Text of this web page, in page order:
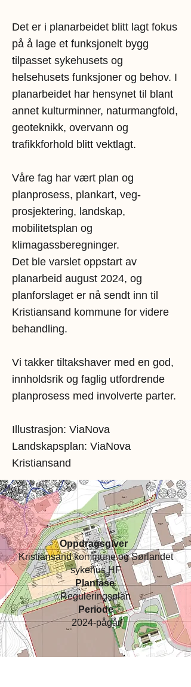
Det er i planarbeidet blitt lagt fokus
på å lage et funksjonelt bygg
tilpasset sykehusets og
helsehusets funksjoner og behov. I
planarbeidet har hensynet til blant
annet kulturminner, naturmangfold,
geoteknikk, overvann og
trafikkforhold blitt vektlagt.
Våre fag har vært plan og
planprosess, plankart, veg-
prosjektering, landskap,
mobilitetsplan og
klimagassberegninger.
Det ble varslet oppstart av
planarbeid august 2024, og
planforslaget er nå sendt inn til
Kristiansand kommune for videre
behandling.
Vi takker tiltakshaver med en god,
innholdsrik og faglig utfordrende
planprosess med involverte parter.
Illustrasjon: ViaNova
Landskapsplan: ViaNova
Kristiansand
Oppdragsgiver
Kristiansand kommune og Sørlandet
sykehus HF
Planfase
Reguleringsplan
Periode
2024-pågår